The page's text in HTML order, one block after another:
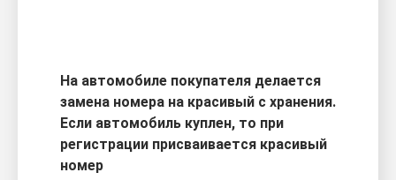
На автомобиле покупателя делается
замена номера на красивый с хранения.
Если автомобиль куплен, то при
регистрации присваивается красивый
номер